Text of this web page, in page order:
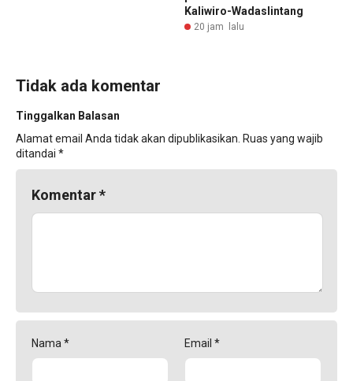
Kaliwiro-Wadaslintang
20 jam lalu
Tidak ada komentar
Tinggalkan Balasan
Alamat email Anda tidak akan dipublikasikan. Ruas yang wajib
ditandai *
Komentar*
Nama* Email *